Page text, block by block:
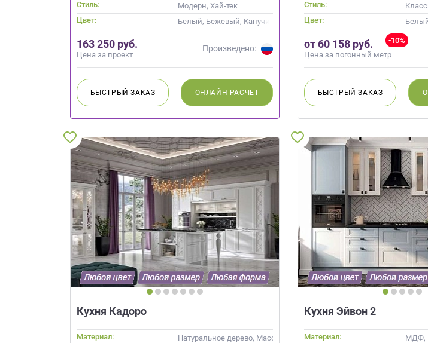
Стиль:
Модерн, Хай-тек
Цвет:
Белый, Бежевый, Капучино, Коричневый, Кремовый, Слоновая
163 250 руб.
Цена за проект
Произведено:
БЫСТРЫЙЗАКАЗ ОНЛАЙН РАСЧЕТ
Стиль:
Цвет:
-10%
от 60 158 руб.
Цена за погонный метр
БЫСТРЫЙЗАКАЗ
Кухня Кадоро
Материал:
Натуральное дерево, Массив
Кухня Эйвон 2
Материал:
МДФ,